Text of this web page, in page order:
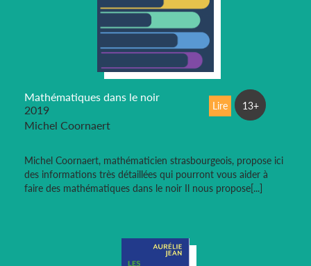
Mathématiques dans le noir
2019
Michel Coornaert
Michel Coornaert, mathématicien strasbourgeois, propose ici
des informations très détaillées qui pourront vous aider à
faire des mathématiques dans le noir Il nous propose[...]
Lire 13+